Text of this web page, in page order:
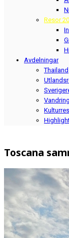
Resor
Avdelningar
Thailand
Toscana